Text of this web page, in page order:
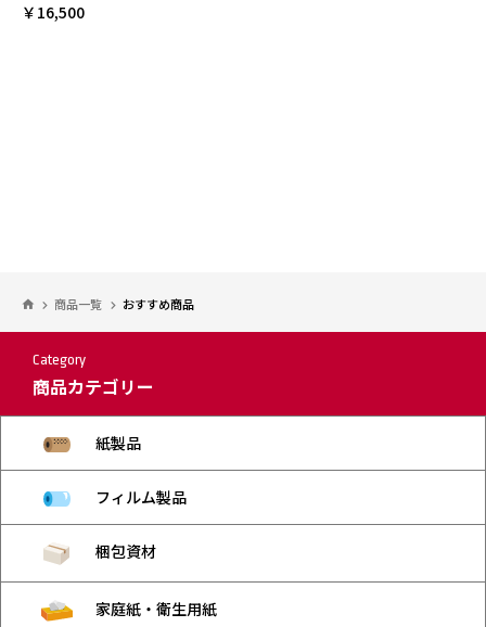
￥16,500
商品一覧 おすすめ商品
Category
商品カテゴリー
紙製品
フィルム製品
梱包資材
家庭紙・衛生用紙